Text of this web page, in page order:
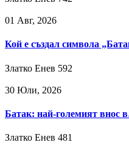
01 Авг, 2026
Кой е създал символа
Златко Енев 592
30 Юли, 2026
Батак: най-големият внос
Златко Енев 481